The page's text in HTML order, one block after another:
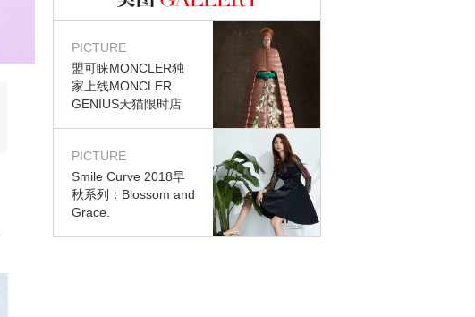
图库
PICTURE
盟可睐MONCLER独
家上线MONCLER
GENIUS天猫限时店
PICTURE
Smile Curve 2018早
秋系列：Blossom and
Grace.